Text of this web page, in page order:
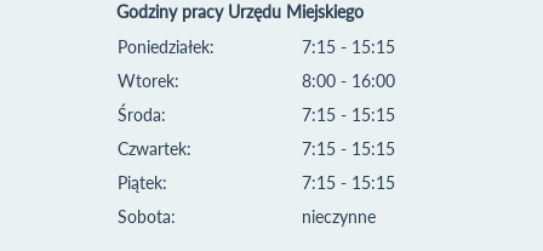
Godziny pracy Urzędu Miejskiego
Poniedziałek:
Wtorek:
Środa:
Czwartek:
Piątek:
Sobota:
7:15 - 15:15
8:00 - 16:00
7:15 - 15:15
7:15 - 15:15
7:15 - 15:15
nieczynne